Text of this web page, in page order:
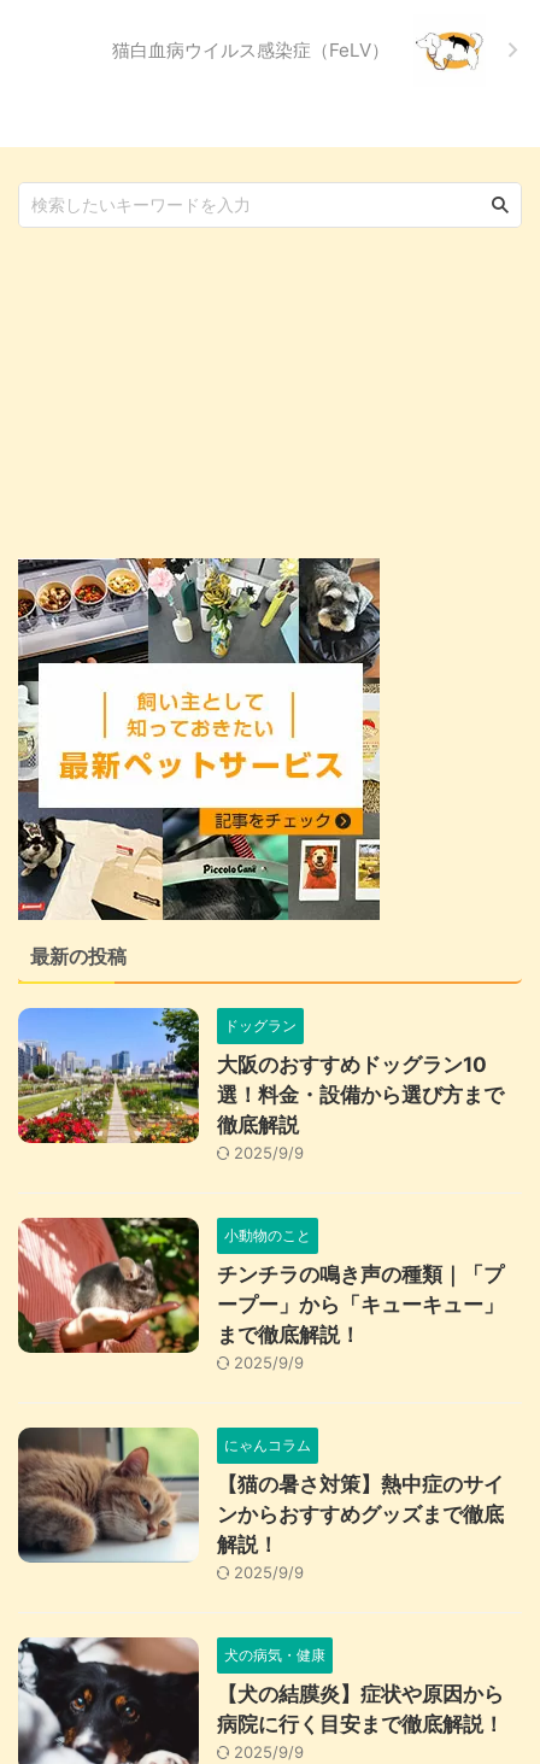
猫白血病ウイルス感染症（FeLV）
最新の投稿
ドッグラン
大阪のおすすめドッグラン10
選！料金・設備から選び方まで
徹底解説
2025/9/9
小動物のこと
チンチラの鳴き声の種類｜「プ
ープー」から「キューキュー」
まで徹底解説！
2025/9/9
にゃんコラム
【猫の暑さ対策】熱中症のサイ
ンからおすすめグッズまで徹底
解説！
2025/9/9
犬の病気・健康
【犬の結膜炎】症状や原因から
病院に行く目安まで徹底解説！
2025/9/9